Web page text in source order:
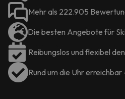
Mehr als 222.905
Die besten Angebote für
Reibungslos und flexibel
Rund um die Uhr